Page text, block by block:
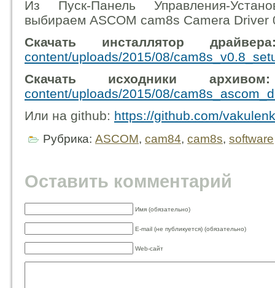
Из Пуск-Панель Управления-
выбираем ASCOM cam8s Camera
Скачать инсталлятор
content/uploads/2015/08/
Скачать исходники
content/uploads/2015/08/
Или на github: https://github.com/
Рубрика: ASCOM, cam84, cam8s, software
Оставить комментарий
Имя (обязательно)
E-mail (не публикуется) (обязательно)
Web-сайт